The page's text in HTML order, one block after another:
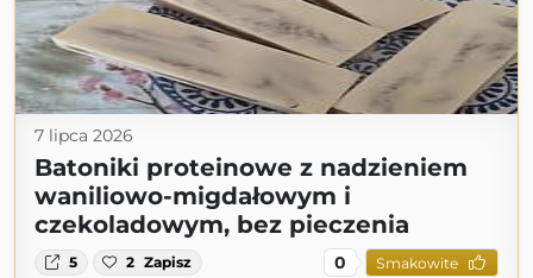
7 lipca 2026
Batoniki proteinowe z nadzieniem
waniliowo-migdałowym i
czekoladowym, bez pieczenia
5 2 Zapisz 0 Smakowite